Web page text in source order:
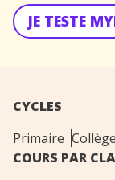
JE TESTE
CYCLES
Primaire Collège
COURS PAR